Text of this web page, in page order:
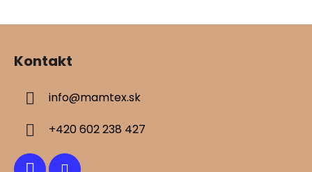
ý
Kontakt
info@mamtex.sk
+420 602 238 427